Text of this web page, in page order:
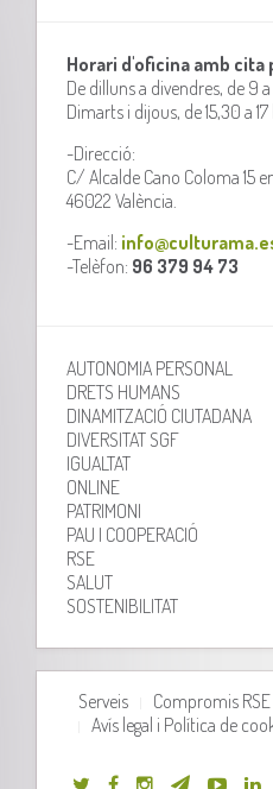
Horari d'oficina amb cita
De dilluns a divendres, de 9 a
Dimarts i dijous, de 15,30 a 17
-Direcció:
C/ Alcalde Cano Coloma 15
46022 València.
-Email:
-Telèfon: 96 379 94 73
AUTONOMIA PERSONAL
DRETS HUMANS
DINAMITZACIÓ CIUTADANA
DIVERSITAT SGF
IGUALTAT
ONLINE
PATRIMONI
PAU I COOPERACIÓ
RSE
SALUT
SOSTENIBILITAT
Serveis Compromis RSE
Avís legal i Política de